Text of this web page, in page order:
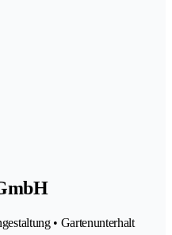
• Gartenunterhalt